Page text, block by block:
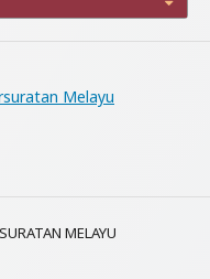
Melayu
MELAYU